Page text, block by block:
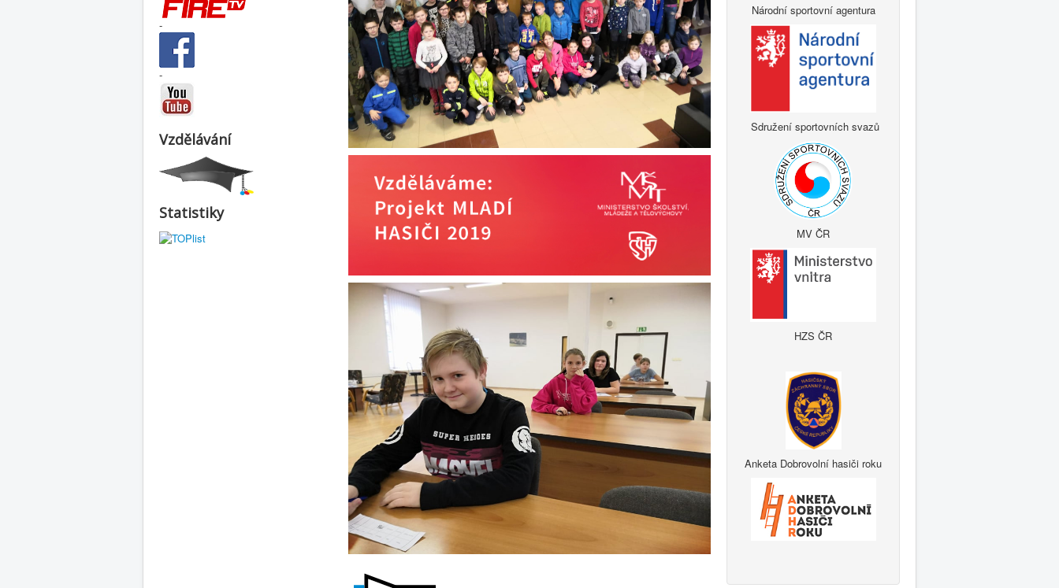
-
-
Vzdělávání
Statistiky
Národní sportovní agentura
Sdružení sportovních svazů
MV ČR
HZS ČR
Anketa Dobrovolní hasiči roku